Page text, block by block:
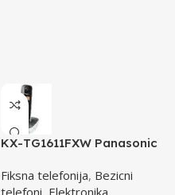
KX-TG1611FXW Panasonic
Fiksna telefonija, Bezicni
telefoni, Elektronika